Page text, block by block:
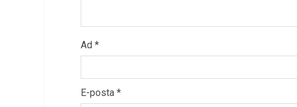
Ad *
E-posta *